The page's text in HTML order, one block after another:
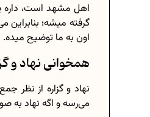
اهل مشهد است، داره
گرفته میشه؛ بنابراین
اون به ما توضیح میده.
همخوانی نهاد و
نهاد و گزاره از نظر
می‌رسه و اگه نهاد به